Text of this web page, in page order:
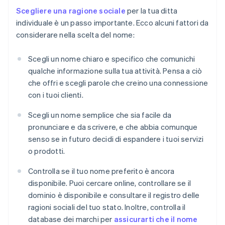
Scegliere una ragione sociale per la tua ditta
individuale è un passo importante. Ecco alcuni fattori da
considerare nella scelta del nome:
Scegli un nome chiaro e specifico che comunichi
qualche informazione sulla tua attività. Pensa a ciò
che offri e scegli parole che creino una connessione
con i tuoi clienti.
Scegli un nome semplice che sia facile da
pronunciare e da scrivere, e che abbia comunque
senso se in futuro decidi di espandere i tuoi servizi
o prodotti.
Controlla se il tuo nome preferito è ancora
disponibile. Puoi cercare online, controllare se il
dominio è disponibile e consultare il registro delle
ragioni sociali del tuo stato. Inoltre, controlla il
database dei marchi per assicurarti che il nome